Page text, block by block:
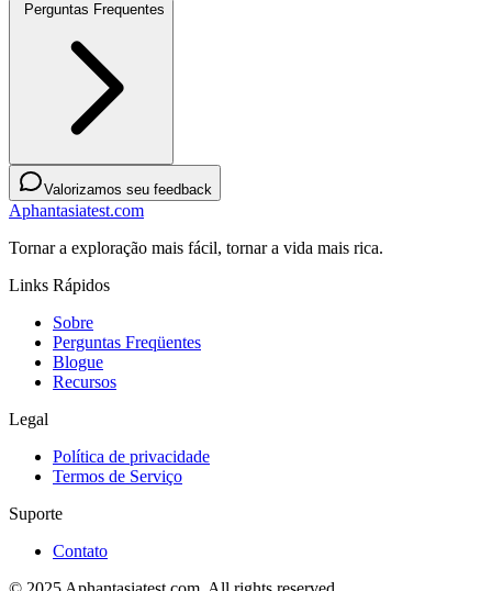
Perguntas Frequentes
Valorizamos seu feedback
Aphantasiatest.com
Tornar a exploração mais fácil, tornar a vida mais rica.
Links Rápidos
Sobre
Perguntas Freqüentes
Blogue
Recursos
Legal
Política de privacidade
Termos de Serviço
Suporte
Contato